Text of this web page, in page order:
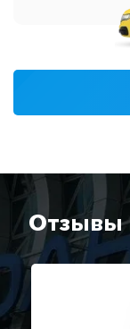
Отзывы